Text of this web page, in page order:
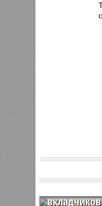
АСВ
вкладчиков